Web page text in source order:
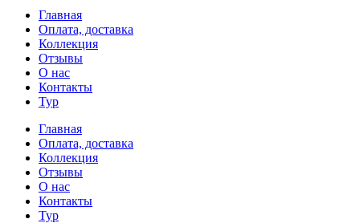
Главная
Оплата, доставка
Коллекция
Отзывы
О нас
Контакты
Тур
Главная
Оплата, доставка
Коллекция
Отзывы
О нас
Контакты
Тур